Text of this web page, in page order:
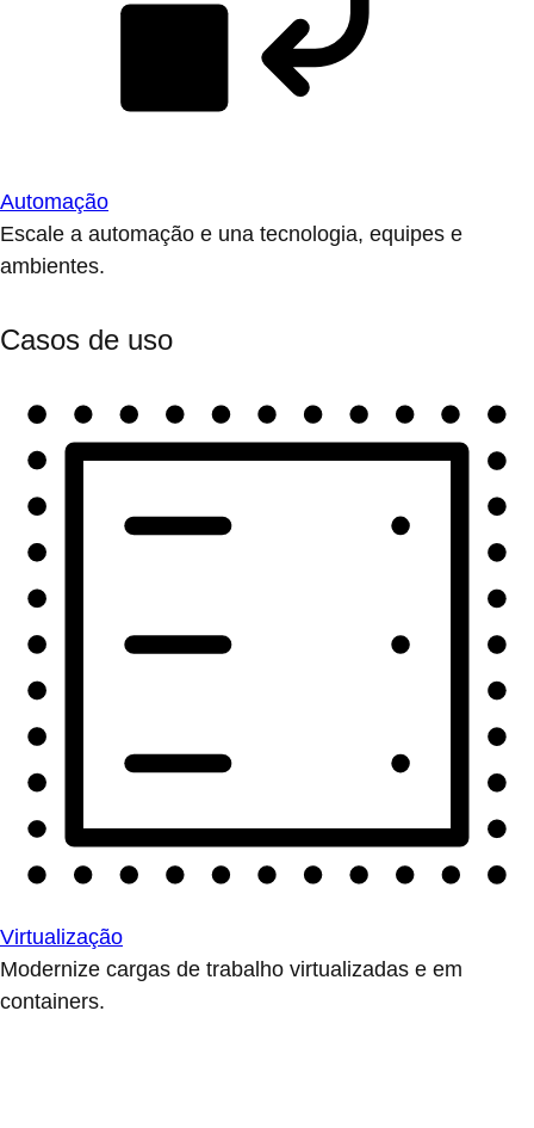
Automação
Escale a automação e una tecnologia, equipes e
ambientes.
Casos de uso
Virtualização
Modernize cargas de trabalho virtualizadas e em
containers.